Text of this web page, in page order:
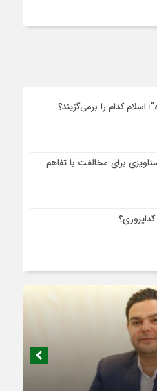
اسلام کدام را برمی‌گزیند؟
برای مخالفت با تفاهم